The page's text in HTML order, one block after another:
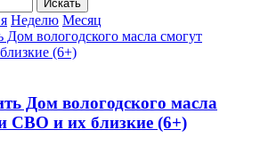
Искать
Неделю Месяц
Дом вологодского масла
СВО и их близкие (6+)